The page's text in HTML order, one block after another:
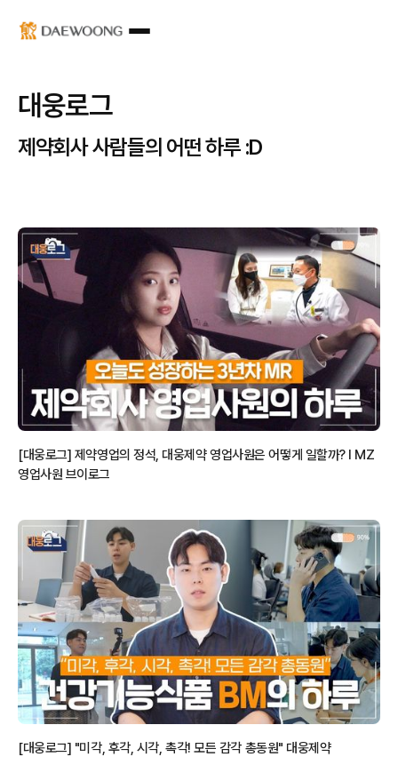
대웅로그
제약회사 사람들의 어떤 하루 :D
[대웅로그] 제약영업의 정석, 대웅제약 영업사원은 어떻게 일할까? l MZ
영업사원 브이로그
[대웅로그] "미각, 후각, 시각, 촉각! 모든 감각 총동원" 대웅제약